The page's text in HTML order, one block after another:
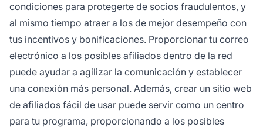
condiciones para protegerte de socios fraudulentos, y
al mismo tiempo atraer a los de mejor desempeño con
tus incentivos y bonificaciones. Proporcionar tu correo
electrónico a los posibles afiliados dentro de la red
puede ayudar a agilizar la comunicación y establecer
una conexión más personal. Además, crear un sitio web
de afiliados fácil de usar puede servir como un centro
para tu programa, proporcionando a los posibles